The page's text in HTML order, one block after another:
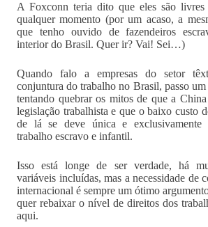
A Foxconn teria dito que eles são livres
qualquer momento (por um acaso, a
que tenho ouvido de fazendeiros
interior do Brasil. Quer ir? Vai! Sei…)
Quando falo a empresas do setor
conjuntura do trabalho no Brasil, passo
tentando quebrar os mitos de que a
legislação trabalhista e que o baixo custo
de lá se deve única e
trabalho escravo e infantil.
Isso está longe de ser verdade, há
variáveis incluídas, mas a necessidade de
internacional é sempre um ótimo
quer rebaixar o nível de direitos dos
aqui.